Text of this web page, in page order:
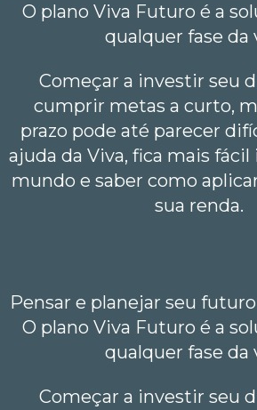
O plano Viva Futuro é a
qualquer fase da
Começar a investir seu
cumprir metas a curto,
prazo pode até parecer
ajuda da Viva, fica mais
mundo e saber como
sua renda.
Pensar e planejar seu
O plano Viva Futuro é a
qualquer fase da
Começar a investir seu